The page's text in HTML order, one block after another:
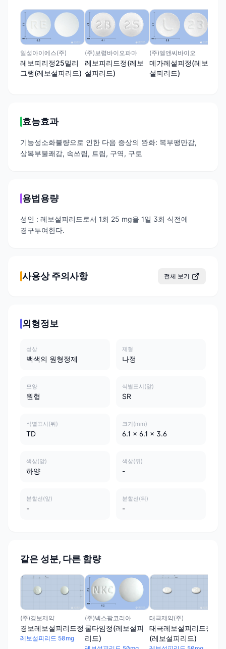
일성아이에스(주)
레보피리정25밀리
그램(레보설피리드)
(주)보령바이오파마
레보피리드정(레보
설피리드)
(주)엘앤씨바이오
메가레설피정(레보
설피리드)
효능효과
기능성소화불량으로 인한 다음 증상의 완화: 복부팽만감,
상복부불쾌감, 속쓰림, 트림, 구역, 구토
용법용량
성인 : 레보설피리드로서 1회 25 mg을 1일 3회 식전에
경구투여한다.
사용상 주의사항 전체 보기
외형정보
성상
백색의 원형정제
제형
나정
모양
원형
식별표시(앞)
SR
식별표시(뒤)
TD
크기(mm)
6.1 x 6.1 x 3.6
색상(앞)
하양
색상(뒤)
-
분할선(앞)
-
분할선(뒤)
-
같은 성분, 다른 함량
(주)경보제약
경보레보설피리드정
레보설피리드 50mg
(주)넥스팜코리아
쿨타임정(레보설피
리드)
태극제약(주)
태극레보설피리드정
(레보설피리드)